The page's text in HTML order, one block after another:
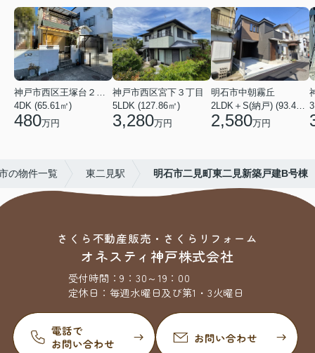
神戸市西区王塚台２丁目
4DK (65.61㎡)
480万円
神戸市西区宮下３丁目
5LDK (127.86㎡)
3,280万円
明石市中朝霧丘
2LDK＋S(納戸) (93.42㎡)
2,580万円
の物件一覧 東二見駅 明石市二見町東二見新築戸建B号棟
さくら不動産販売・さくらリフォーム
オネスティ神戸株式会社
受付時間：9：30～19：00
定休日： 毎週水曜日及び第1・3火曜日